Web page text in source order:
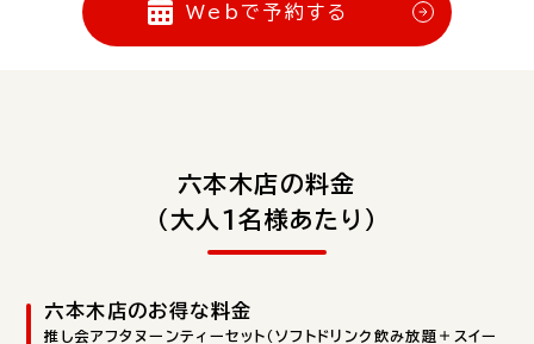
Webで予約する
六本木店の料金
（大人1名様あたり）
六本木店のお得な料金
推し会アフタヌーンティーセット（ソフトドリンク飲み放題＋スイー